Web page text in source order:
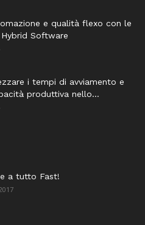
e qualità flexo con le
Software
i tempi di avviamento e
produttiva nello...
a tutto Fast!